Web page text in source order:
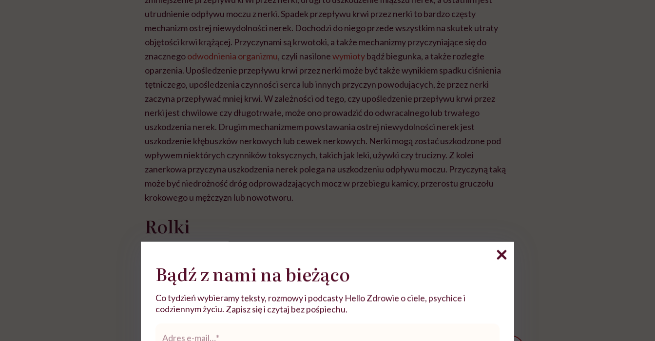
utrudnienie odpływu moczu z nerki.Spadek przepływu krwi przez nerki to bardzo częsty
mechanizm ostrej niewydolności nerek. Dochodzi do niego przede wszystkim na skutek utraty
objętości krwi krążącej. Przyczynami są krwotoki, a także mechanizmy przyczyniające się do
znacznegoodwodnienia organizmu, czyli nasilonewymiotybądź biegunka, a także rozległe
oparzenia. Upośledzenie przepływu krwi przez nerki może być także wynikiem spadku ciśnienia
tętniczego, upośledzenia czynności serca lub innych przyczyn powodujących, że przez nerki
zaczyna przepływać mniej krwi. W zależności od tego, czy upośledzenie przepływu krwi przez
nerki jest chwilowe czy długotrwałe, może ono prowadzić do odwracalnego lub trwałego
uszkodzenia nerek. Drugim mechanizmem powstawania ostrej niewydolności nerek jest
uszkodzenie kłębuszków nerkowych lub cewek nerkowych. Nerki mogą zostać uszkodzone pod
wpływem niektórych czynników toksycznych, takich jak leki, używki czy trucizny. Z kolei
zanerkowa przyczyna uszkodzenia nerek polega na uszkodzeniu odpływu moczu. Przyczyną taką
może być niedrożność dróg odprowadzających mocz w przebiegu kamicy, przerostu gruczołu
krokowego u mężczyzn lub nowotworu.
Rolki
Bądź z nami na bieżąco
Co tydzień wybieramy teksty, rozmowy i podcasty Hello Zdrowie o ciele, psychice i
codziennym życiu. Zapisz się i czytaj bez pośpiechu.